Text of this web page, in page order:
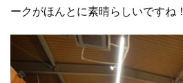
ークがほんとに素晴らしいですね！